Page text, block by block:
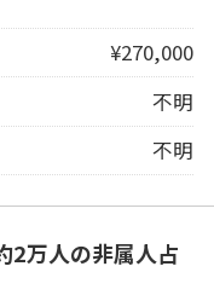
¥270,000
不明
不明
2万人の非属人占